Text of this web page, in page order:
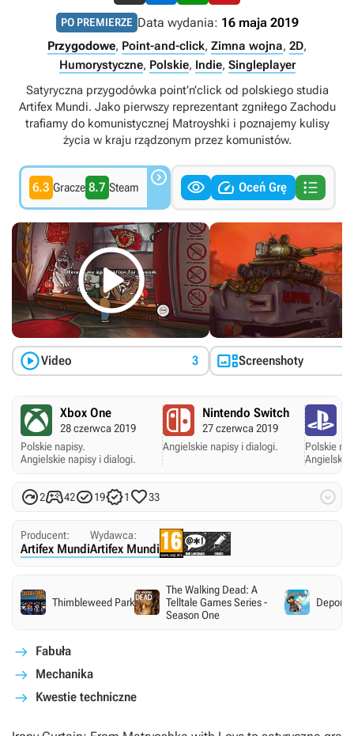
PO PREMIERZE Data wydania: 16 maja 2019
Przygodowe, Point-and-click, Zimna wojna, 2D,
Humorystyczne, Polskie, Indie, Singleplayer
Satyryczna przygodówka point’n’click od polskiego studia
Artifex Mundi. Jako pierwszy reprezentant zgniłego Zachodu
trafiamy do komunistycznej Matroyshki i poznajemy kulisy
życia w kraju rządzonym przez komunistów.
6.3 Gracze 8.7 Steam    Oceń Grę 

Video 3 Screenshoty
Xbox One
28 czerwca 2019
Polskie napisy.
Angielskie napisy i dialogi.
Nintendo Switch
27 czerwca 2019
Angielskie napisy i dialogi.
Polskie
Angielskie
242191 33 
Producent:
Artifex Mundi
Wydawca:
Artifex Mundi
Thimbleweed Park
The Walking Dead: A
Telltale Games Series -
Season One
Deponia
Fabuła
Mechanika
Kwestie techniczne